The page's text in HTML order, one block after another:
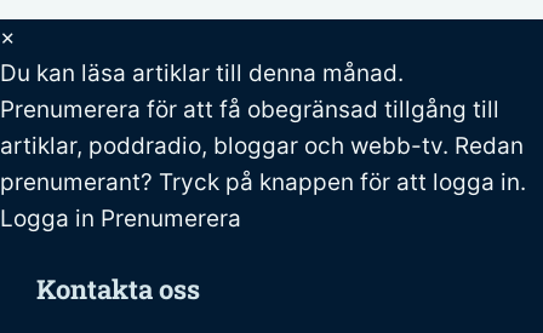
×
Du kan läsa artiklar till denna månad.
Prenumerera för att få obegränsad tillgång till
artiklar, poddradio, bloggar och webb-tv. Redan
prenumerant? Tryck på knappen för att logga in.
Logga in Prenumerera
Kontakta oss